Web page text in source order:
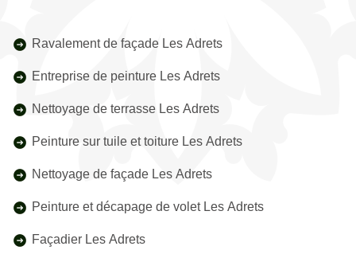
Ravalement de façade Les Adrets
Entreprise de peinture Les Adrets
Nettoyage de terrasse Les Adrets
Peinture sur tuile et toiture Les Adrets
Nettoyage de façade Les Adrets
Peinture et décapage de volet Les Adrets
Façadier Les Adrets